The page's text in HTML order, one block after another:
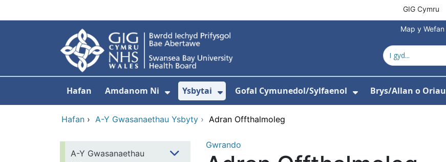
GIG Cymru
Map y Wefan
Hafan Amdanom Ni
Dangos isddewislen ar gyfer Amdanom Ni
Ysbytai
Dangos isddewislen ar gyfer Ysbytai
Gofal Cymunedol/Sylfaenol Brys/Allan o Oriau
Hafan › A-Y Gwasanaethau Ysbyty › Adran Offthalmoleg
A-Y Gwasanaethau
Gwrando